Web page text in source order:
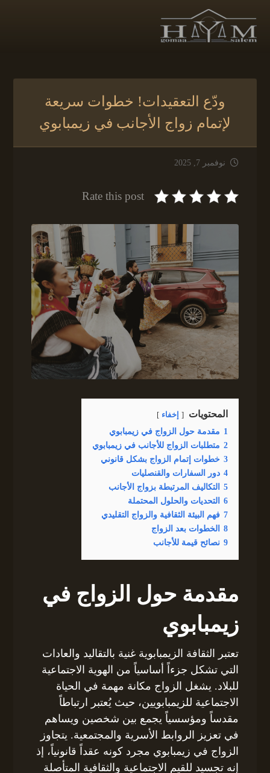
ودّع التعقيدات! خطوات سريعة
لإتمام زواج الأجانب في زيمبابوي
نوفمبر 7, 2025
Rate this post
المحتويات إخفاء
1 مقدمة حول الزواج في زيمبابوي
2 متطلبات الزواج للأجانب في زيمبابوي
3 خطوات إتمام الزواج بشكل قانوني
4 دور السفارات والقنصليات
5
التكاليف المرتبطة بزواج الأجانب
6
التحديات والحلول المحتملة
7 فهم البيئة الثقافية والزواج التقليدي
8
الخطوات بعد الزواج
9 نصائح قيمة للأجانب
مقدمة حول الزواج في
زيمبابوي
تعتبر الثقافة الزيمبابوية غنية بالتقاليد والعادات
التي تشكل جزءاً أساسياً من الهوية الاجتماعية
للبلاد. يشغل الزواج مكانة مهمة في الحياة
الاجتماعية للزيمبابويين، حيث يُعتبر ارتباطاً
مقدساً ومؤسسياً يجمع بين شخصين ويساهم
في تعزيز الروابط الأسرية والمجتمعية. يتجاوز
الزواج في زيمبابوي مجرد كونه عقداً قانونياً، إذ
إنه تجسيد للقيم الاجتماعية والثقافية المتأصلة